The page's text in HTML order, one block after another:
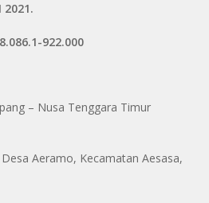
2021.
922.000
– Nusa Tenggara Timur
Aeramo, Kecamatan Aesasa,